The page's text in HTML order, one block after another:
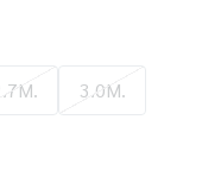
3.0M.